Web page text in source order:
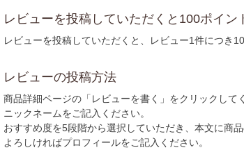
レビューを投稿していただくと100ポイン
レビューを投稿していただくと、レビュー1件につき
レビューの投稿方法
商品詳細ページの「レビューを書く」をクリックして
ニックネームをご記入ください。
おすすめ度を5段階から選択していただき、本文に商
よろしければプロフィールをご記入ください。